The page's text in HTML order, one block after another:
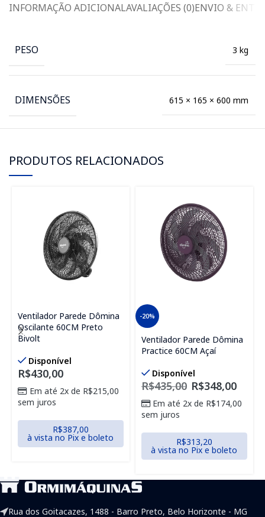
INFORMAÇÃO ADICIONALAVALIAÇÕES (0)ENVIO &
PESO 3 kg
DIMENSÕES 615 × 165 × 600 mm
PRODUTOS RELACIONADOS
Ventilador Parede Dômina
Oscilante 60CM Preto
Bivolt
Disponível
R$430,00
Em até 2x de R$215,00
sem juros
R$387,00
à vista no Pix e boleto
-20%
Ventilador Parede Dômina
Practice 60CM Açaí
Disponível
R$435,00 R$348,00
Em até 2x de R$174,00
sem juros
R$313,20
à vista no Pix e boleto
Rua dos Goitacazes, 1488 - Barro Preto, Belo Horizonte - MG